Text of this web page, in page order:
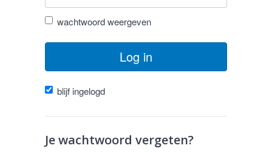
wachtwoord weergeven
Log in
blijf ingelogd
Je wachtwoord vergeten?